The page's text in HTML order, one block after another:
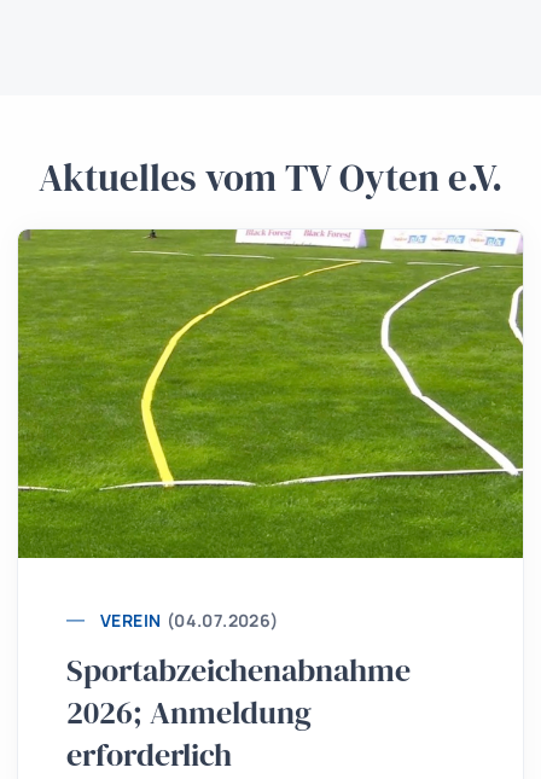
Aktuelles vomTV Oyten e.V.
VEREIN (04.07.2026)
Sportabzeichenabnahme
2026; Anmeldung
erforderlich